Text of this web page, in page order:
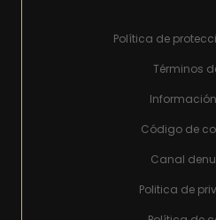
Política de
Términos
Código de
Canal
Politica de